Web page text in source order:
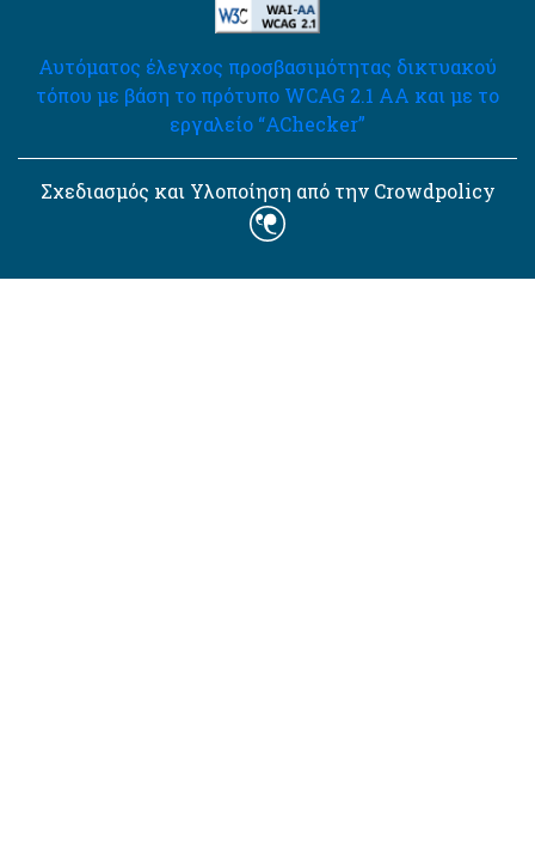
Αυτόματος έλεγχος προσβασιμότητας δικτυακού
τόπου με βάση το πρότυπο WCAG 2.1 AA και με το
εργαλείο “AChecker”
Σχεδιασμός και Υλοποίηση από την Crowdpolicy